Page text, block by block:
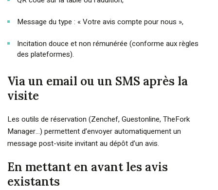
Message du type : « Votre avis compte pour nous »,
Incitation douce et non rémunérée (conforme aux règles
des plateformes).
Via un email ou un SMS après la
visite
Les outils de réservation (Zenchef, Guestonline, TheFork
Manager…) permettent d’envoyer automatiquement un
message post-visite invitant au dépôt d’un avis.
En mettant en avant les avis
existants